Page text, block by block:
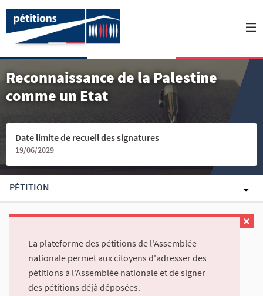
Reconnaissance de la Palestine
comme un Etat
Date limite de recueil des signatures
19/06/2029
PÉTITION
La plateforme des pétitions de l'Assemblée
nationale permet aux citoyens d'adresser des
pétitions à l'Assemblée nationale et de signer
des pétitions déjà déposées.